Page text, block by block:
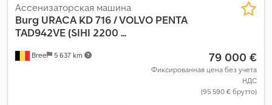
Bree 5 637 km
Ассенизаторская машина
Burg URACA KD 716 / VOLVO PENTA
TAD942VE (SIHI 2200 ...
79 000 €
Фиксированная цена без учета
НДС
(95 590 € брутто)